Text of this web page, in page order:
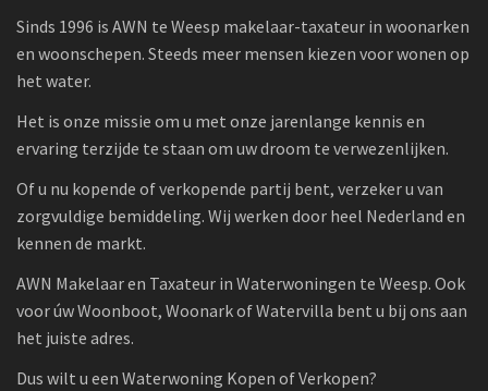
Sinds 1996 is AWN te Weesp makelaar-taxateur in woonarken
en woonschepen. Steeds meer mensen kiezen voor wonen op
het water.
Het is onze missie om u met onze jarenlange kennis en
ervaring terzijde te staan om uw droom te verwezenlijken.
Of u nu kopende of verkopende partij bent, verzeker u van
zorgvuldige bemiddeling. Wij werken door heel Nederland en
kennen de markt.
AWN Makelaar en Taxateur in Waterwoningen te Weesp. Ook
voor úw Woonboot, Woonark of Watervilla bent u bij ons aan
het juiste adres.
Dus wilt u een Waterwoning Kopen of Verkopen?